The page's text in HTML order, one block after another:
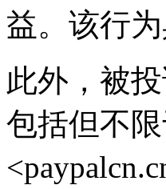
益。该行
此外，被
包括但不限